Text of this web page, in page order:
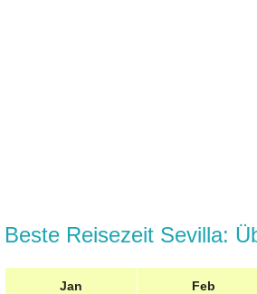
Beste Reisezeit Sevilla:
Jan Feb